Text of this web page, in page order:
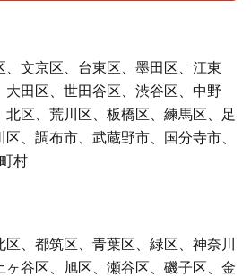
文京区、台東区、墨田区、江東
大田区、世田谷区、渋谷区、中野
北区、荒川区、板橋区、練馬区、足
、調布市、武蔵野市、国分寺市、
村
、都筑区、青葉区、緑区、神奈川
ヶ谷区、旭区、瀬谷区、磯子区、金